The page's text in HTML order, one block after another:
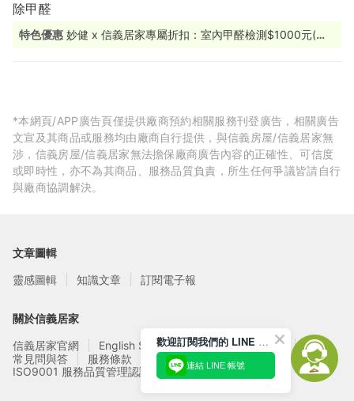
除甲醛
特色優惠 妙健 x 信義居家專屬折扣：室內甲醛檢測$1000元(原
*本網頁/APP廣告頁僅提供廠商預約相關服務刊登廣告，相關廣告
文宣及其商品或服務均由廠商自行提供，與信義房屋/信義居家無
涉，信義房屋/信義居家無法擔保廠商廣告內容的正確性、可信度
或即時性，亦不為其商品、服務品質負責，所生任何爭議皆請自行
與廠商協調解決。
文章圖輯
靈感圖輯
知識文章 訂閱電子報
關於信義居家
信義居家官網
English Service
信義居家廠商募集
常見問與答
服務條款
隱私權政策
ISO9001 服務品質管理認證
歡迎訂閱我們的 LINE 官方帳號
連結 LINE 帳號